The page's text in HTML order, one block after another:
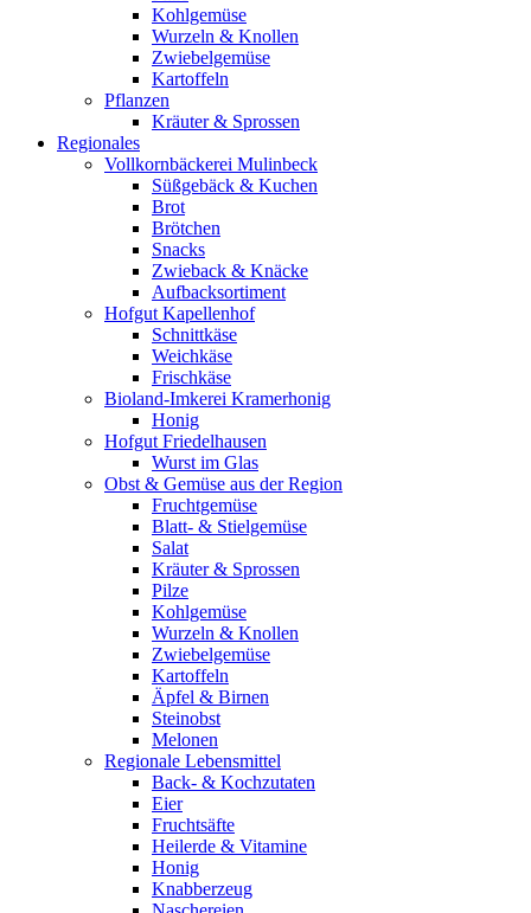
Kohlgemüse
Wurzeln & Knollen
Zwiebelgemüse
Kartoffeln
Pflanzen
Kräuter & Sprossen
Regionales
Vollkornbäckerei Mulinbeck
Süßgebäck & Kuchen
Brot
Brötchen
Snacks
Zwieback & Knäcke
Aufbacksortiment
Hofgut Kapellenhof
Schnittkäse
Weichkäse
Frischkäse
Bioland-Imkerei Kramerhonig
Honig
Hofgut Friedelhausen
Wurst im Glas
Obst & Gemüse aus der Region
Fruchtgemüse
Blatt- & Stielgemüse
Salat
Kräuter & Sprossen
Pilze
Kohlgemüse
Wurzeln & Knollen
Zwiebelgemüse
Kartoffeln
Äpfel & Birnen
Steinobst
Melonen
Regionale Lebensmittel
Back- & Kochzutaten
Eier
Fruchtsäfte
Heilerde & Vitamine
Honig
Knabberzeug